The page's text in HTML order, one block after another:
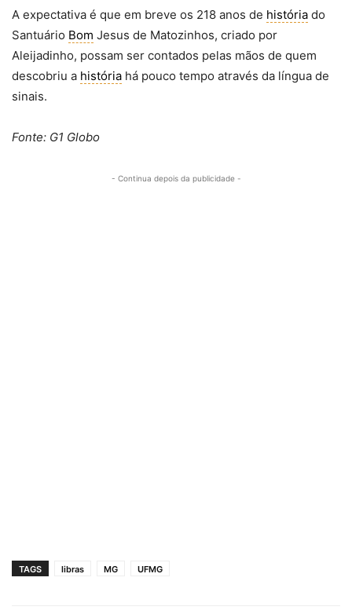
A expectativa é que em breve os 218 anos de história do
Santuário Bom Jesus de Matozinhos, criado por
Aleijadinho, possam ser contados pelas mãos de quem
descobriu a história há pouco tempo através da língua de
sinais.
Fonte: G1 Globo
- Continua depois da publicidade -
TAGS libras MG UFMG